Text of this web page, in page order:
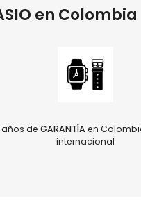
en Colombia
años de GARANTÍA en
internacional